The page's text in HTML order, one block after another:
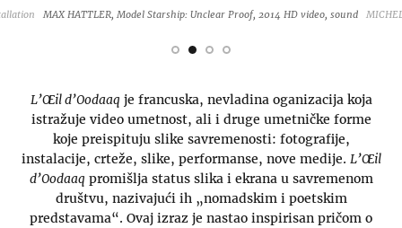
MAX HATTLER, Model Starship: Unclear Proof, 2014 HD video, sound
L’Œil d’Oodaaq je francuska, nevladina oganizacija koja
istražuje video umetnost, ali i druge umetničke forme
koje preispituju slike savremenosti: fotografije,
instalacije, crteže, slike, performanse, nove medije. L’Œil
d’Oodaaq promišlja status slika i ekrana u savremenom
društvu, nazivajući ih „nomadskim i poetskim
predstavama“. Ovaj izraz je nastao inspirisan pričom o